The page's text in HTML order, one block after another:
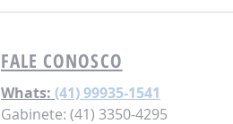
FALE CONOSCO
Whats: (41) 99935-1541
Gabinete: (41) 3350-4295